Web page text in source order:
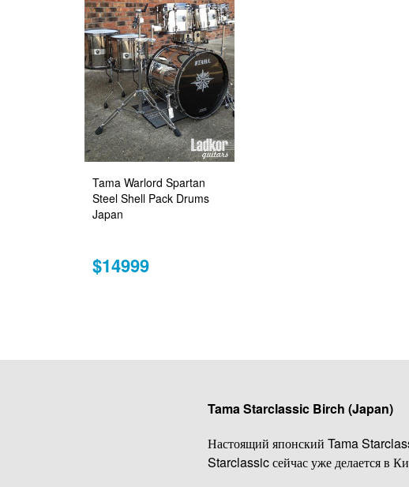
Tama Warlord Spartan
Steel Shell Pack Drums
Japan
$14999
Tama Starclassic Birch (Japan)
Настоящий японский Tama
Starclassic сейчас уже делается в